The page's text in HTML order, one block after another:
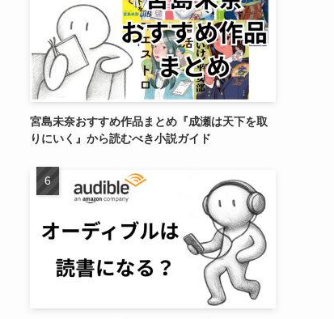
宮島未奈おすすめ作品まとめ『成瀬は天下を取
りにいく』から読むべき小説ガイド